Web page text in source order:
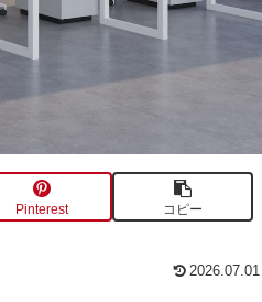
Pinterest コピー
2026.07.01